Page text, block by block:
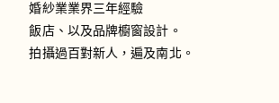
婚紗業業界三年經驗
飯店、以及品牌櫥窗設計。
拍攝過百對新人，遍及南北。